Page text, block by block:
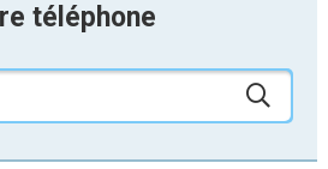
téléphone